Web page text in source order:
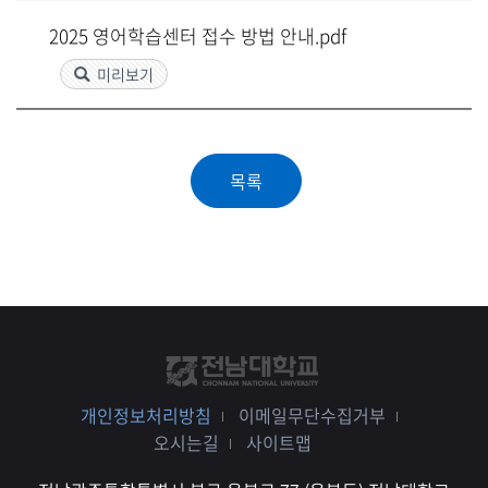
2025 영어학습센터 접수 방법 안내.pdf
미리보기
개인정보처리방침
이메일무단수집거부
오시는길
사이트맵